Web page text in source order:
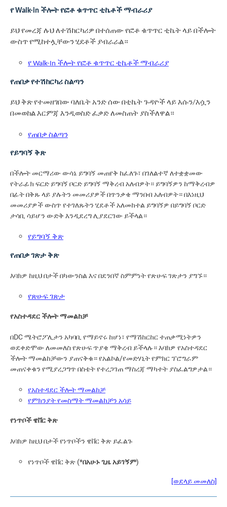
የ Walk-in ችሎት የፎቶ ቁጥጥር ቲኬቶች ማብራሪያ
ይህ የመረጃ ሉህ ለተሽከርካሪዎ በተሰጠው የፎቶ ቁጥጥር ቲኬት ላይ በችሎት
ውስጥ የሚከተሏቸውን ሂደቶች ያብራራል።
የ Walk-In ችሎት የፎቶ ቁጥጥር ቲኬቶች ማብራሪያ
የጠበቃ የተሽከርካሪ ስልጣን
ይህ ቅጽ የተመዘገበው ባለቤት አንድ ሰው በቲኬት ጉዳዮች ላይ እሱን/እሷን
በመወከል እርምጃ እንዲወስድ ፈቃድ ለመስጠት ያስችለዋል።
የጠበቃ ስልጣን
የይግባኝ ቅጽ
በችሎት መርማሪው ውሳኔ ይግባኝ መጠየቅ ከፈለጉ፣ በገለልተኛ ለተቋቋመው
የትራፊክ ፍርድ ይግባኝ ቦርድ ይግባኝ ማቅረብ አለብዎት። ይግባኝዎን ከማቅረብዎ
በፊት በቅጹ ላይ ያሉትን መመሪያዎች በጥንቃቄ ማንበብ አለብዎት። በእነዚህ
መመሪያዎች ውስጥ የተገለጹትን ሂደቶች አለመከተል ይግባኝዎ በይግባኝ ቦርድ
ታሳቢ ሳይሆን ውድቅ እንዲደረግ ሊያደርገው ይችላል።
የይግባኝ ቅጽ
የጠበቃ ገጽታ ቅጽ
እባክዎ ከዚህ በታች በካውንስል እና በደንበኛ ስምምነት የጽሁፍ ገጽታን ያግኙ።
የጽሁፍ ገጽታ
የአስተዳደር ችሎት ማመልከቻ
በDC ሜትሮፖሊታን አካባቢ የማይኖሩ ከሆነ፣ የማሽከርከር ተጠቃሚነትዎን
ወደቀድሞው ለመመለስ የጽሁፍ ጥያቄ ማቅረብ ይችላሉ። እባክዎ የአስተዳደር
ችሎት ማመልከቻውን ያጠናቅቁ። የአልኮል/የመድሃኒት የምክር ፕሮግራም
መጠናቀቁን የሚያረጋግጥ በስቴት የተረጋገጠ ማስረጃ ማካተት ያስፈልግዎታል።
የአስተዳደር ችሎት ማመልከቻ
የምክንያት የመስማት ማመልከቻን አሳይ
የነጥቦች ዌቨር ቅጽ
እባክዎ ከዚህ በታች የነጥቦችን ዌቨር ቅጽ ይፈልጉ
የነጥቦች ዌቨር ቅጽ (*በአሁኑ ጊዜ አይገኝም)
[ወደላይ መመለስ]